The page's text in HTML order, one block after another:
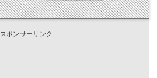
スポンサーリンク